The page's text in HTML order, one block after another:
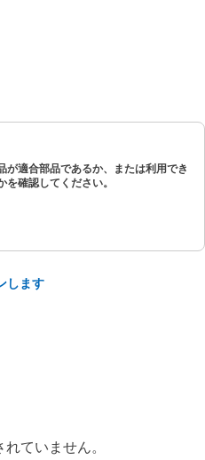
が適合部品であるか、または利用でき
確認してください。
します
ていません。